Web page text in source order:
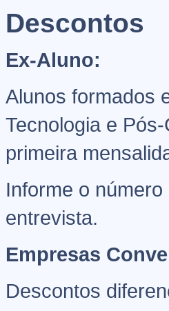
Descontos
Ex-Aluno:
Alunos formados
Tecnologia e
primeira
Informe o
entrevista.
Empresas
Descontos